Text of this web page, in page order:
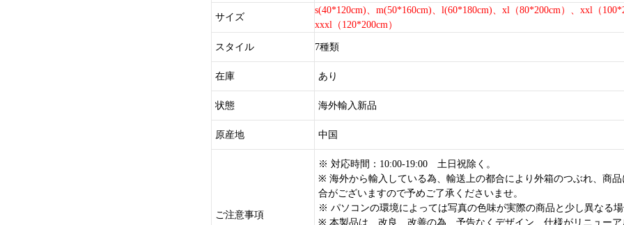
サイズ
s(40*120cm)、m(50*160cm)、l(60*180cm)、xl（80*200cm）、xxl（
xxxl（120*200cm）
スタイル 7種類
在庫 あり
状態 海外輸入新品
原産地 中国
ご注意事項
※ 対応時間：10:00-19:00 土日祝除く。
※ 海外から輸入している為、輸送上の都合により外箱のつぶれ、商
合がございますので予めご了承くださいませ。
※ パソコンの環境によっては写真の色味が実際の商品と少し異なる場
※ 本製品は、改良、改善の為、予告なくデザイン、仕様がリニュー